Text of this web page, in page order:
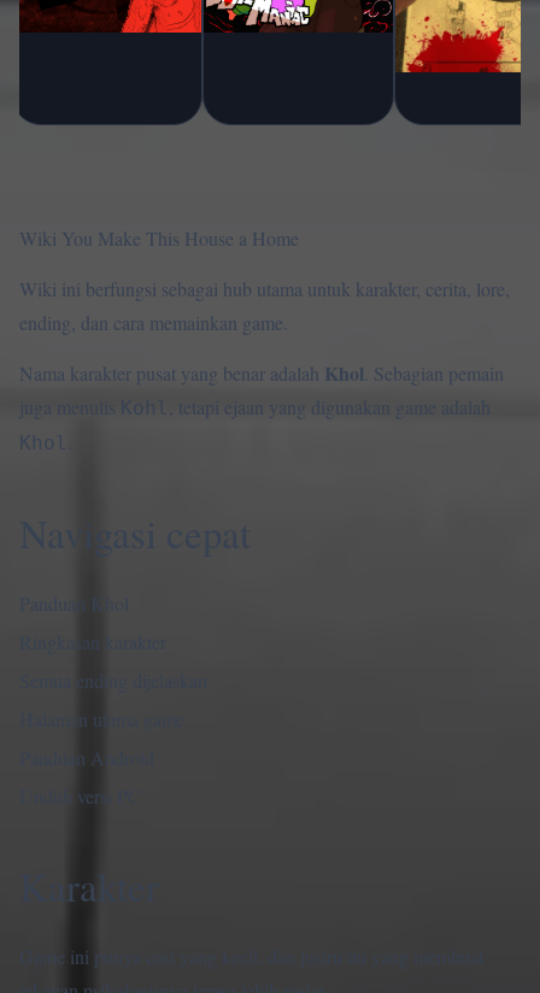
Wiki You Make This House a Home
Wiki ini berfungsi sebagai hub utama untuk karakter, cerita, lore,
ending, dan cara memainkan game.
Nama karakter pusat yang benar adalah Khol . Sebagian pemain
juga menulis Kohl , tetapi ejaan yang digunakan game adalah
Khol
Navigasi cepat
Panduan Khol
Ringkasan karakter
Semua ending dijelaskan
Halaman utama game
Panduan Android
Unduh versi PC
Karakter
Game ini punya cast yang kecil, dan justru itu yang membuat